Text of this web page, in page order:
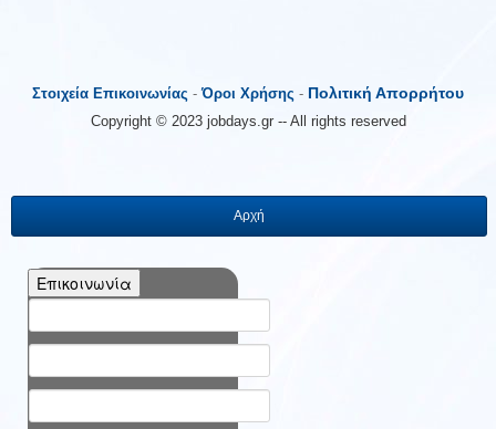
Στοιχεία Επικοινωνίας -Όροι Χρήσης - Πολιτική Απορρήτου
Copyright © 2023 jobdays.gr -- All rights reserved
Αρχή